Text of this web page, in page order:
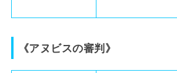
《アヌビスの審判》